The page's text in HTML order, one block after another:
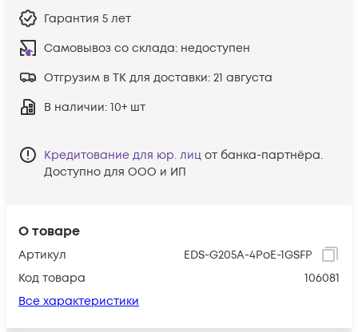
О товаре
Артикул
EDS-G205A-4PoE-1GSFP
Код товара
106081
Все характеристики
Гарантия 5 лет
Самовывоз со склада: недоступен
Отгрузим в ТК для доставки: 21 августа
В наличии: 10+ шт
Кредитование для юр. лиц от банка-партнёра.
Доступно для ООО и ИП